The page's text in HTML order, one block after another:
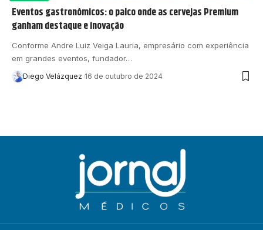
Eventos gastronômicos: o palco onde as cervejas Premium
ganham destaque e inovação
Conforme Andre Luiz Veiga Lauria, empresário com experiência
em grandes eventos, fundador…
Diego Velázquez 16 de outubro de 2024